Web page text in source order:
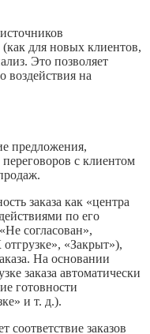
для новых клиентов,
Это позволяет
воздействия на
предложения,
с клиентом
заказа как «центра
по его
согласован»,
«Закрыт»),
На основании
заказа автоматически
готовности
и т. д.).
соответствие заказов